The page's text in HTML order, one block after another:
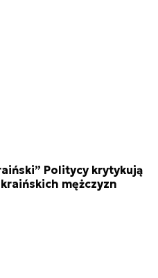
Politycy krytykują
mężczyzn